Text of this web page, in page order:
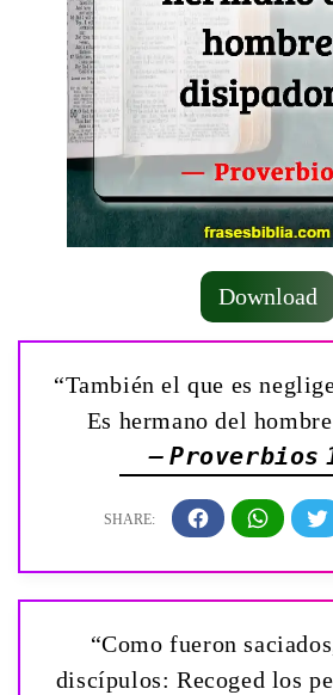
Download
“También el que es
Es hermano del
— Proverbios
“Como fueron
discípulos: Recoged los